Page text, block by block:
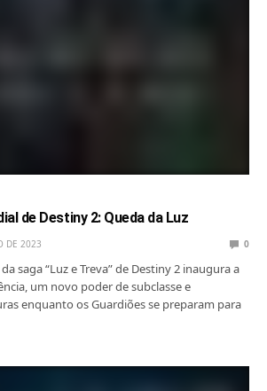
de Destiny 2: Queda da Luz
DE 2023 0
saga “Luz e Treva” de Destiny 2 inaugura a
um novo poder de subclasse e
enquanto os Guardiões se preparam para